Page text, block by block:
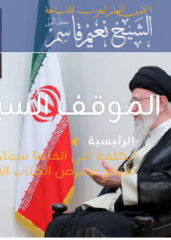
الموقف
الرئيسية
الكلمة التي القاها
افتتاح معرض الكتاب